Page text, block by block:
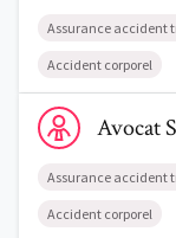
Assurance accident
Accident corporel
Voir le profil de
Avocat
Assurance accident
Accident corporel